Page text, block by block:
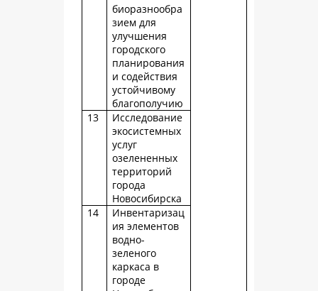
биоразнообра
зием для
улучшения
городского
планирования
и содействия
устойчивому
благополучию
13
Исследование
экосистемных
услуг
озелененных
территорий
города
Новосибирска
14
Инвентаризац
ия элементов
водно-
зеленого
каркаса в
городе